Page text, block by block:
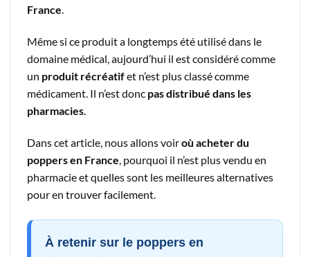
France.
Même si ce produit a longtemps été utilisé dans le
domaine médical, aujourd’hui il est considéré comme
un produit récréatifet n’est plus classé comme
médicament. Il n’est donc pas distribué dans les
pharmacies.
Dans cet article, nous allons voiroù acheter du
poppers en France, pourquoi il n’est plus vendu en
pharmacie et quelles sont les meilleures alternatives
pour en trouver facilement.
À retenir sur le poppers en